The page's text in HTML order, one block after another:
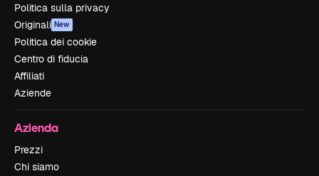
Politica sulla privacy
Originali New
Politica dei cookie
Centro di fiducia
Affiliati
Aziende
Azienda
Prezzi
Chi siamo